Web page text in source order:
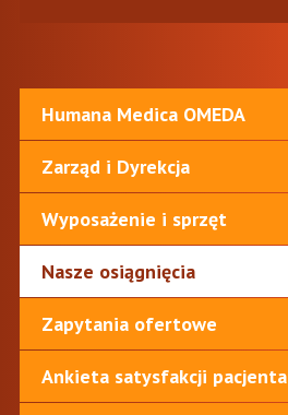
Humana Medica OMEDA
Zarząd i Dyrekcja
Wyposażenie i sprzęt
Nasze osiągnięcia
Zapytania ofertowe
Ankieta satysfakcji pacjenta